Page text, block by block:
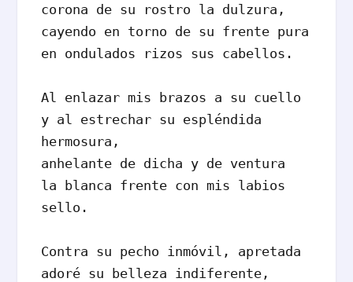
corona de su rostro la dulzura,
cayendo en torno de su frente pura
en ondulados rizos sus cabellos.
Al enlazar mis brazos a su cuello
y al estrechar su espléndida
hermosura,
anhelante de dicha y de ventura
la blanca frente con mis labios
sello.
Contra su pecho inmóvil, apretada
adoré su belleza indiferente,